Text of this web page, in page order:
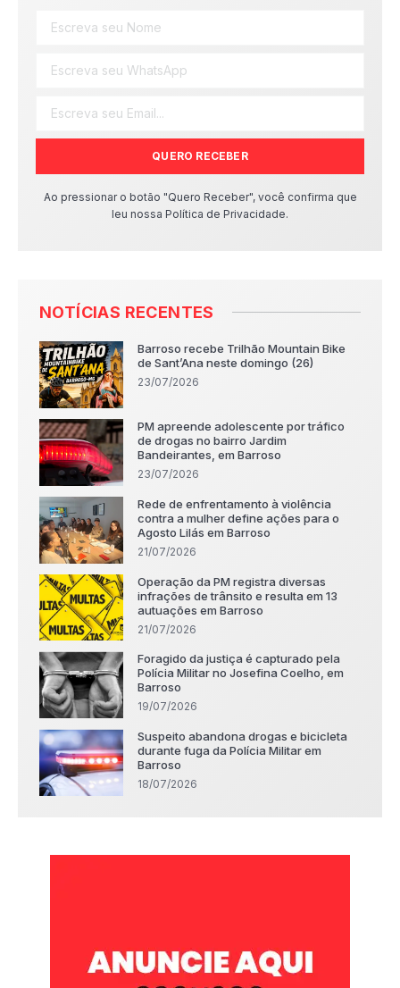
QUERO RECEBER
Ao pressionar o botão "Quero Receber", você confirma que
leu nossa Política de Privacidade.
NOTÍCIAS RECENTES
Barroso recebe Trilhão Mountain Bike
de Sant’Ana neste domingo (26)
23/07/2026
PM apreende adolescente por tráfico
de drogas no bairro Jardim
Bandeirantes, em Barroso
23/07/2026
Rede de enfrentamento à violência
contra a mulher define ações para o
Agosto Lilás em Barroso
21/07/2026
Operação da PM registra diversas
infrações de trânsito e resulta em 13
autuações em Barroso
21/07/2026
Foragido da justiça é capturado pela
Polícia Militar no Josefina Coelho, em
Barroso
19/07/2026
Suspeito abandona drogas e bicicleta
durante fuga da Polícia Militar em
Barroso
18/07/2026